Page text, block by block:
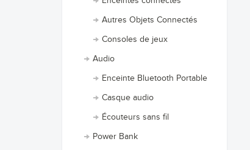
Autres Objets Connectés
Consoles de jeux
Audio
Enceinte Bluetooth Portable
Casque audio
Écouteurs sans fil
Power Bank